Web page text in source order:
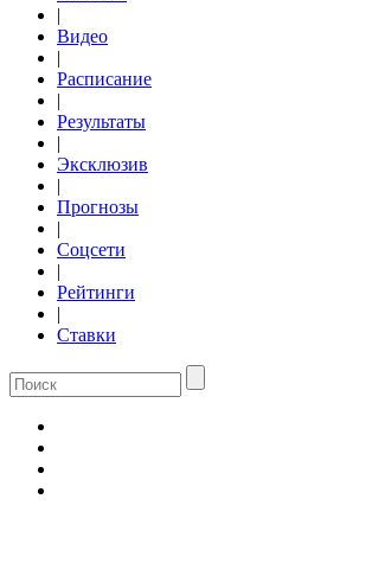
|
Видео
|
Расписание
|
Результаты
|
Эксклюзив
|
Прогнозы
|
Соцсети
|
Рейтинги
|
Ставки